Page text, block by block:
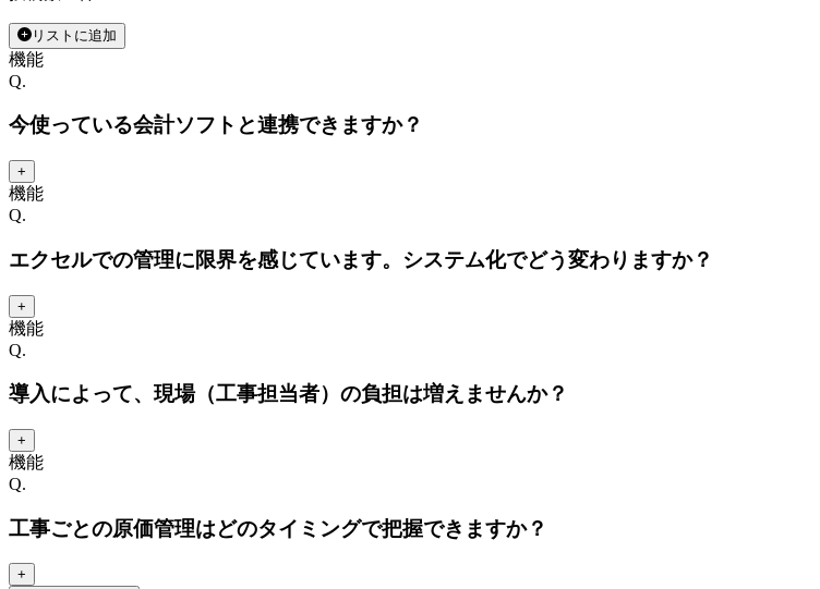
リストに追加
機能
Q.
今使っている会計ソフトと連携できますか？
+
機能
Q.
エクセルでの管理に限界を感じています。システム化でどう変わりますか？
+
機能
Q.
導入によって、現場（工事担当者）の負担は増えませんか？
+
機能
Q.
工事ごとの原価管理はどのタイミングで把握できますか？
+